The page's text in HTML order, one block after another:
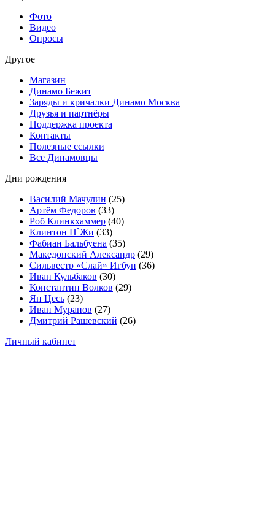
Фото
Видео
Опросы
Другое
Магазин
Динамо Бежит
Заряды и кричалки Динамо Москва
Друзья и партнёры
Поддержка проекта
Контакты
Полезные ссылки
Все Динамовцы
Дни рождения
Василий Мачулин (25)
Артём Федоров (33)
Роб Клинкхаммер (40)
Клинтон Н`Жи (33)
Фабиан Бальбуена (35)
Македонский Александр (29)
Сильвестр «Слай» Игбун (36)
Иван Кульбаков (30)
Константин Волков (29)
Ян Цесь (23)
Иван Муранов (27)
Дмитрий Рашевский (26)
Личный кабинет